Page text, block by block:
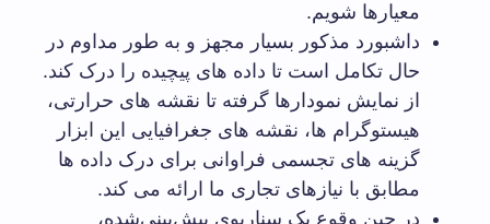
معیارها شویم.
داشبورد مذکور بسیار مجهز و به طور مداوم در
حال تکامل است تا داده های پیچیده را درک کند.
از نمایش نمودارها گرفته تا نقشه های حرارتی،
هیستوگرام ها، نقشه های جغرافیایی این ابزار
گزینه های تجسمی فراوانی برای درک داده ها
مطابق با نیازهای تجاری ما ارائه می کند.
در حین وقوع یک سناریوی پیش‌بینی‌شده،